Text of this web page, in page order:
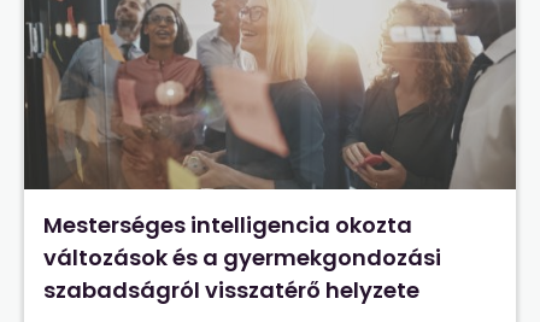
Mesterséges intelligencia okozta
változások és a gyermekgondozási
szabadságról visszatérő helyzete